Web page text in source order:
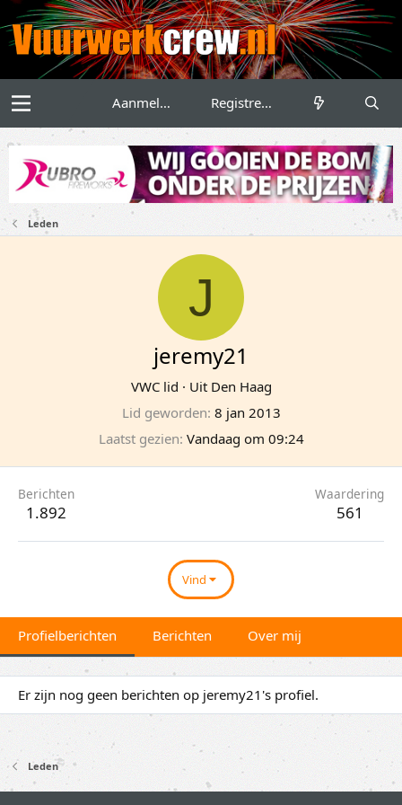
Aanmelden Registreren
Leden
J
jeremy21
VWC lid · Uit Den Haag
Lid geworden 8 jan 2013
Laatst gezien Vandaag om 09:24
Berichten
1.892
Waardering
561
Vind
Profielberichten Berichten Over mij
Er zijn nog geen berichten op jeremy21's profiel.
Leden